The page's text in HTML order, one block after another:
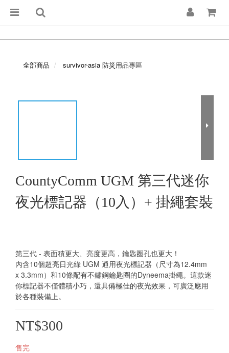
全部商品 survivor-asia 防災用品專區
CountyComm UGM 第三代迷你
夜光標記器（10入）+ 掛繩套裝
第三代 - 表面積更大、亮度更高，鑰匙圈孔也更大！
內含10個超亮日光綠 UGM 通用夜光標記器（尺寸為12.4mm
x 3.3mm）和10條配有不鏽鋼鑰匙圈的Dyneema掛繩。這款迷
你標記器不僅體積小巧，還具備極佳的夜光效果，可廣泛應用
於各種裝備上。
NT$300
售完